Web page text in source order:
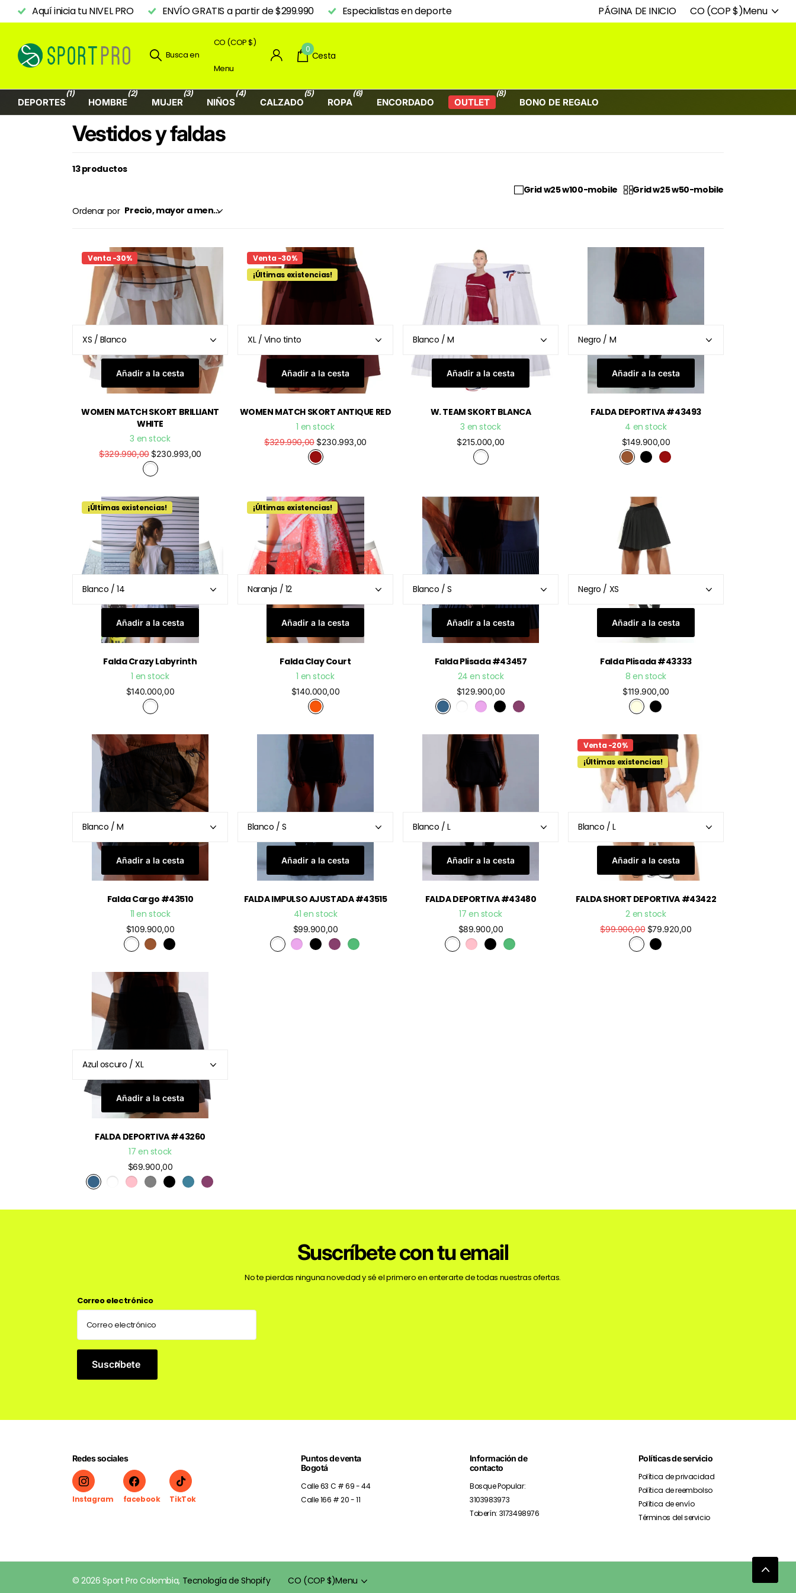
Aquí inicia tu NIVEL PRO ENVÍO GRATIS a partir de $299.990 Especialistas en deporte PÁGINA DE INICIO CO (COP $)Menu
Busca en
CO (COP $)
Menu
0
Cesta
DEPORTES
(1)
HOMBRE
(2)
MUJER
(3)
NIÑOS
(4)
CALZADO
(5)
ROPA
(6)
ENCORDADO OUTLET
(8)
BONO DE REGALO
Vestidos y faldas
13 productos
Grid w25 w100-mobile
Grid w25 w50-mobile
Ordenar por
Venta -30%
Añadir a la cesta
WOMEN MATCH SKORT BRILLIANT
WHITE
3 en stock
$329.990,00$230.993,00
Venta -30%
¡Últimas existencias!
Añadir a la cesta
WOMEN MATCH SKORT ANTIQUE RED
1 en stock
$329.990,00$230.993,00
Añadir a la cesta
W. TEAM SKORT BLANCA
3 en stock
$215.000,00
Añadir a la cesta
FALDA DEPORTIVA #43493
4 en stock
$149.900,00
¡Últimas existencias!
Añadir a la cesta
Falda Crazy Labyrinth
1 en stock
$140.000,00
¡Últimas existencias!
Añadir a la cesta
Falda Clay Court
1 en stock
$140.000,00
Añadir a la cesta
Falda Plisada #43457
24 en stock
$129.900,00
Añadir a la cesta
Falda Plisada #43333
8 en stock
$119.900,00
Añadir a la cesta
Falda Cargo #43510
11 en stock
$109.900,00
Añadir a la cesta
FALDA IMPULSO AJUSTADA #43515
41 en stock
$99.900,00
Añadir a la cesta
FALDA DEPORTIVA #43480
17 en stock
$89.900,00
Venta -20%
¡Últimas existencias!
Añadir a la cesta
FALDA SHORT DEPORTIVA #43422
2 en stock
$99.900,00$79.920,00
Añadir a la cesta
FALDA DEPORTIVA #43260
17 en stock
$69.900,00
Suscríbete con tu email
No te pierdas ninguna novedad y sé el primero en enterarte de todas nuestras ofertas.
Correo electrónico
Suscríbete
Redes sociales
Instagram facebook TikTok
Puntos de venta
Bogotá
Calle 63 C # 69 - 44
Calle 166 # 20 - 11
Información de
contacto
Bosque Popular:
3103983973
Toberín: 3173498976
Políticas de servicio
Política de privacidad
Política de reembolso
Política de envío
Términos del servicio
©2026 Sport Pro Colombia, Tecnología de Shopify CO (COP $)Menu